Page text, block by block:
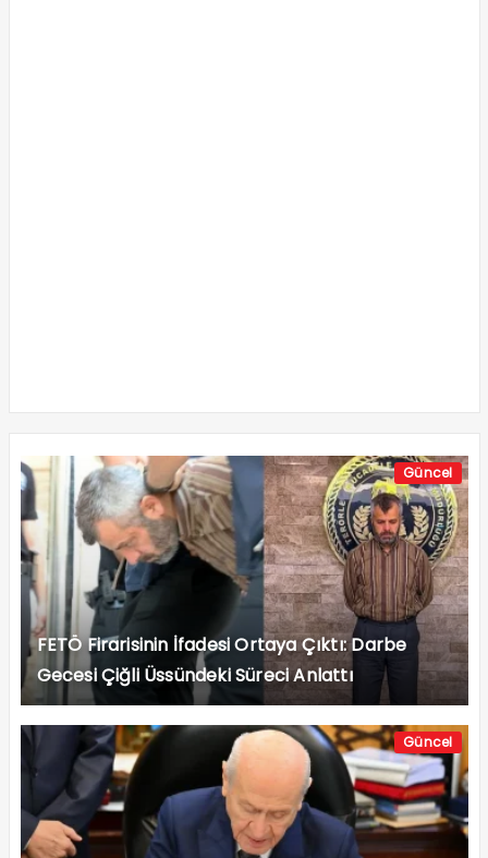
Güncel
FETÖ Firarisinin İfadesi Ortaya Çıktı: Darbe
Gecesi Çiğli Üssündeki Süreci Anlattı
Güncel